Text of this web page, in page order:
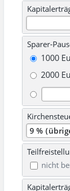
Sparer-
1000
2000
nicht